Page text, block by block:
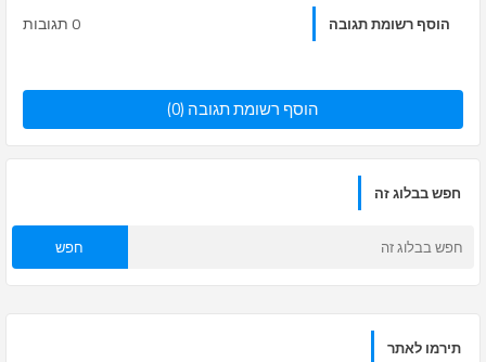
הוסף רשומת תגובה 0 תגובות
הוסף רשומת תגובה (0)
חפש בבלוג זה
תירמו לאתר